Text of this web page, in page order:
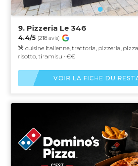
9. Pizzeria Le 346
4.4/5 (218 avis)
cuisine italienne, trattoria, pizzeria,
risotto, tiramisu · €€
VOIR LA FICHE DU